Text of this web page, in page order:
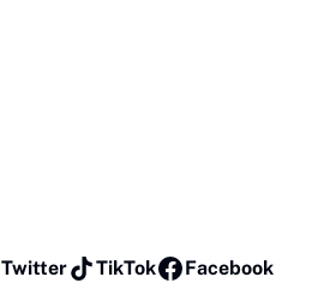
Twitter TikTok
Facebook